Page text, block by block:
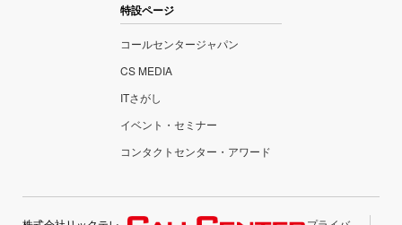
特設ページ
コールセンタージャパン
CS MEDIA
ITさがし
イベント・セミナー
コンタクトセンター・アワード